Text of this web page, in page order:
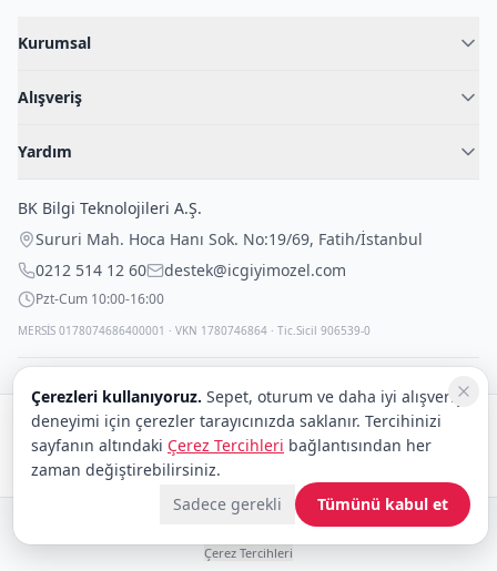
Kurumsal
Blog
İç Giyim Rehberi
Alışveriş
Fantazi İç Giyim
Çocuk İç Giyim
Outlet Fırsatları
Yardım
İade Politikası
Gizli Paketleme
BK Bilgi Teknolojileri A.Ş.
Sururi Mah. Hoca Hanı Sok. No:19/69, Fatih/İstanbul
0212 514 12 60
destek@icgiyimozel.com
Pzt-Cum 10:00-16:00
MERSİS 0178074686400001 · VKN 1780746864 · Tic.Sicil 906539-0
Güvenli alışveriş:
Kargo:
© 2008–2026 BK Bilgi Teknolojileri ve Ticaret A.Ş.
Çerez Tercihleri
Çerezleri kullanıyoruz. Sepet, oturum ve daha iyi alışveriş
deneyimi için çerezler tarayıcınızda saklanır. Tercihinizi
sayfanın altındaki Çerez Tercihleri bağlantısından her
zaman değiştirebilirsiniz.
Sadece gerekli
Tümünü kabul et